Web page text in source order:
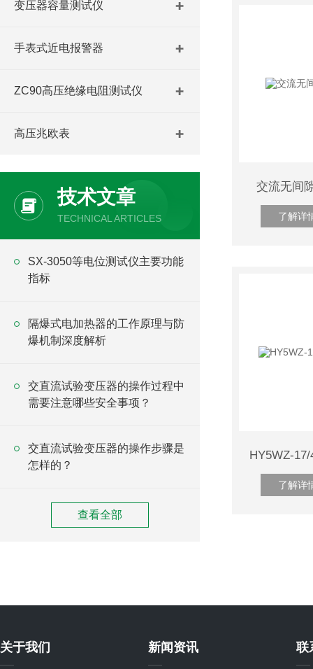
变压器容量测试仪
手表式近电报警器
ZC90高压绝缘电阻测试仪
高压兆欧表
技术文章
TECHNICAL ARTICLES
SX-3050等电位测试仪主要功能
指标
隔爆式电加热器的工作原理与防
爆机制深度解析
交直流试验变压器的操作过程中
需要注意哪些安全事项？
交直流试验变压器的操作步骤是
怎样的？
查看全部
交流无间
了解详
HY5WZ-
了解详
关于我们 新闻资讯 联